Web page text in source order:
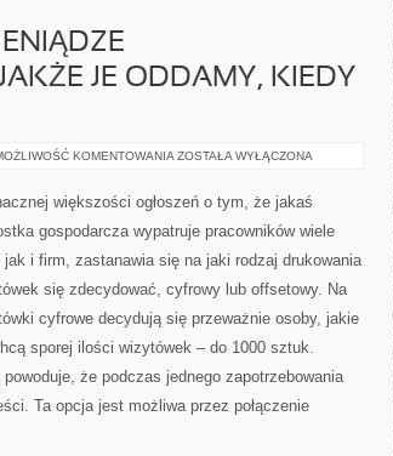
JE ODDAMY, KIEDY
KOMENTOWANIA JEŻELI
ZASTANAWIAMY
SIĘ,
JE
KIEDY
NASTĄPI
ZOSTAŁA WYŁĄCZONA
większości ogłoszeń o tym, że jakaś
gospodarcza wypatruje pracowników wiele
jak i firm, zastanawia się na jaki rodzaj drukowania
się zdecydować, cyfrowy lub offsetowy. Na
cyfrowe decydują się przeważnie osoby, jakie
sporej ilości wizytówek – do 1000 sztuk.
że podczas jednego zapotrzebowania
Ta opcja jest możliwa przez połączenie